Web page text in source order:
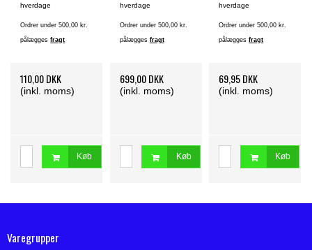
hverdage
Ordrer under 500,00 kr.
pålæggesfragt
110,00 DKK
(inkl. moms)
Køb
hverdage
Ordrer under 500,00 kr.
pålægges fragt
699,00 DKK
(inkl. moms)
Køb
hverdage
Ordrer under 500,00 kr.
pålæggesfragt
69,95 DKK
(inkl. moms)
Køb
Varegrupper